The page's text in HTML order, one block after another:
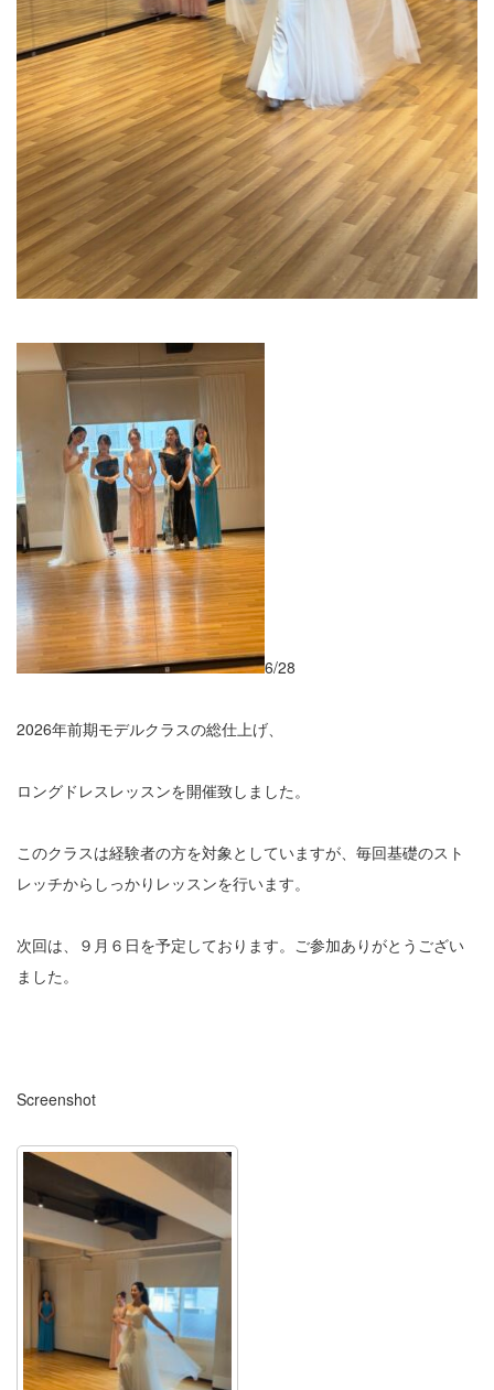
6/28
2026年前期モデルクラスの総仕上げ、
ロングドレスレッスンを開催致しました。
このクラスは経験者の方を対象としていますが、毎回基礎のスト
レッチからしっかりレッスンを行います。
次回は、９月６日を予定しております。ご参加ありがとうござい
ました。
Screenshot